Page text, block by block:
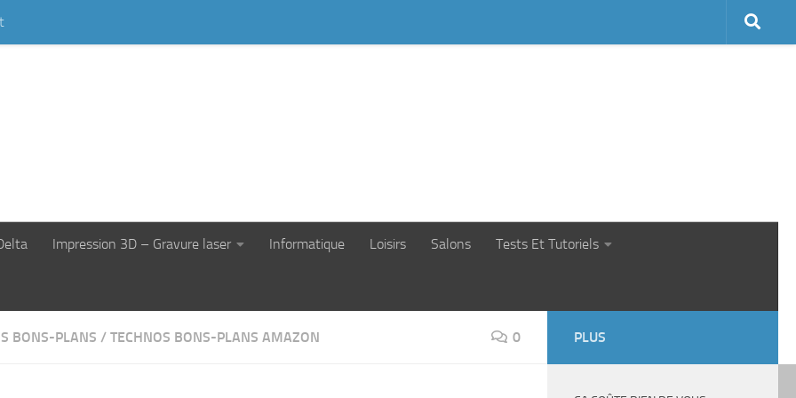
Impression 3D – Gravure laser Informatique Loisirs Salons Tests Et Tutoriels
BONS-PLANS / TECHNOS BONS-PLANS AMAZON 0 PLUS